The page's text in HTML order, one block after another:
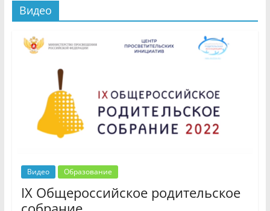
Видео
Видео Образование
IX Общероссийское родительское